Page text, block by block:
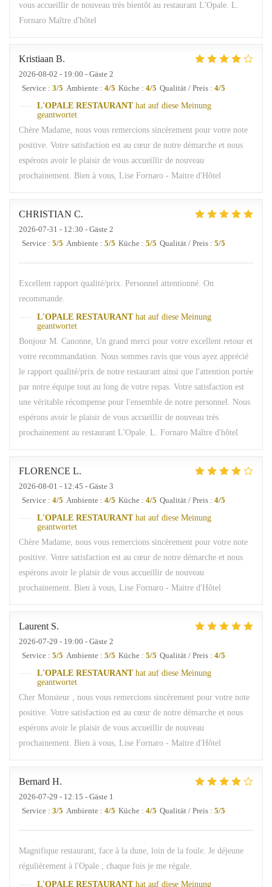
vous accueillir de nouveau très bientôt au restaurant L'Opale. L.
Fornaro Maître d'hôtel
Kristiaan B
2026-08-02 - 19:00 - Gäste 2
Service : 3/5 Ambiente : 4/5 Küche : 4/5 Qualität / Preis : 4/5
L'OPALE RESTAURANT hat auf diese Meinung
geantwortet
Chère Madame, nous vous remercions sincèrement pour votre note
positive. Votre satisfaction est au cœur de notre démarche et nous
espérons avoir le plaisir de vous accueillir de nouveau
prochainement. Bien à vous, Lise Fornaro - Maitre d'Hôtel
CHRISTIAN C
2026-07-31 - 12:30 - Gäste 2
Service : 5/5 Ambiente : 5/5 Küche : 5/5 Qualität / Preis : 5/5
Excellent rapport qualité/prix. Personnel attentionné. On
recommande.
L'OPALE RESTAURANT hat auf diese Meinung
geantwortet
Bonjour M. Canonne, Un grand merci pour votre excellent retour et
votre recommandation. Nous sommes ravis que vous ayez apprécié
le rapport qualité/prix de notre restaurant ainsi que l'attention portée
par notre équipe tout au long de votre repas. Votre satisfaction est
une véritable récompense pour l'ensemble de notre personnel. Nous
espérons avoir le plaisir de vous accueillir de nouveau très
prochainement au restaurant L'Opale. L. Fornaro Maître d'hôtel
FLORENCE L
2026-08-01 - 12:45 - Gäste 3
Service : 4/5 Ambiente : 4/5 Küche : 4/5 Qualität / Preis : 4/5
L'OPALE RESTAURANT hat auf diese Meinung
geantwortet
Chère Madame, nous vous remercions sincèrement pour votre note
positive. Votre satisfaction est au cœur de notre démarche et nous
espérons avoir le plaisir de vous accueillir de nouveau
prochainement. Bien à vous, Lise Fornaro - Maitre d'Hôtel
Laurent S
2026-07-29 - 19:00 - Gäste 2
Service : 5/5 Ambiente : 5/5 Küche : 5/5 Qualität / Preis : 4/5
L'OPALE RESTAURANT hat auf diese Meinung
geantwortet
Cher Monsieur , nous vous remercions sincèrement pour votre note
positive. Votre satisfaction est au cœur de notre démarche et nous
espérons avoir le plaisir de vous accueillir de nouveau
prochainement. Bien à vous, Lise Fornaro - Maitre d'Hôtel
Bernard H
2026-07-29 - 12:15 - Gäste 1
Service : 3/5 Ambiente : 4/5 Küche : 4/5 Qualität / Preis : 5/5
Magnifique restaurant, face à la dune, loin de la foule. Je déjeune
régulièrement à l'Opale ; chaque fois je me régale.
L'OPALE RESTAURANT hat auf diese Meinung